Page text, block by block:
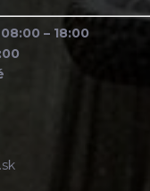
08:00 – 18:00